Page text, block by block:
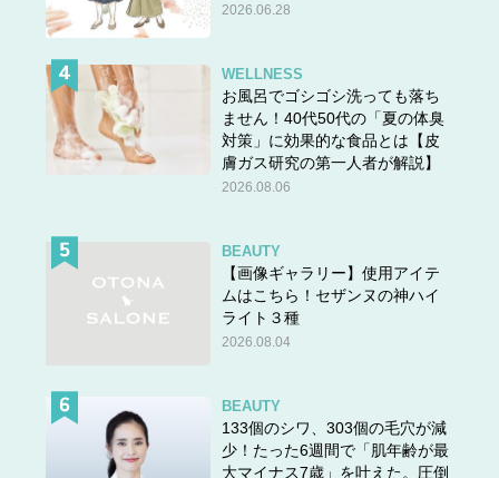
2026.06.28
WELLNESS
お風呂でゴシゴシ洗っても落ち
ません！40代50代の「夏の体臭
対策」に効果的な食品とは【皮
膚ガス研究の第一人者が解説】
2026.08.06
BEAUTY
【画像ギャラリー】使用アイテ
ムはこちら！セザンヌの神ハイ
ライト３種
2026.08.04
BEAUTY
133個のシワ、303個の毛穴が減
少！たった6週間で「肌年齢が最
大マイナス7歳」を叶えた。圧倒